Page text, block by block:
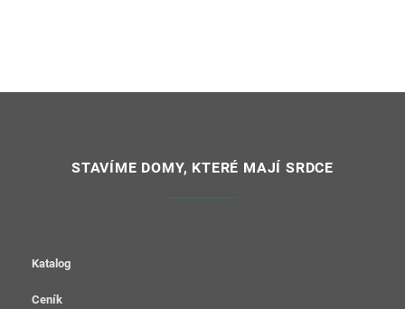
STAVÍME DOMY, KTERÉ MAJÍ SRDCE
Katalog
Ceník